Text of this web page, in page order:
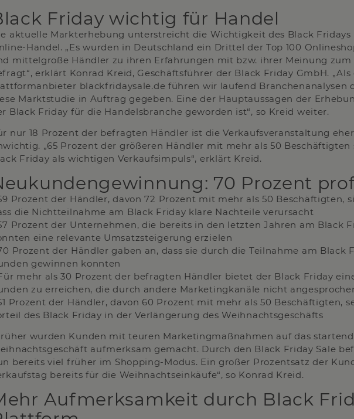
Friday wichtig für Handel
aktuelle Markterhebung unterstreicht die Wichtigkeit des Black Fridays
Handel. „Es wurden in Deutschland ein Drittel der Top 100
mittelgroße Händler zu ihren Erfahrungen mit bzw. ihrer Meinung zum
erklärt Konrad Kreid, Geschäftsführer der Black Friday GmbH. „Als
blackfridaysale.de führen wir laufend Branchenanalysen
Marktstudie in Auftrag gegeben. Eine der Hauptaussagen der
Black Friday für die Handelsbranche geworden ist“, so Kreid weiter.
nur 18 Prozent der befragten Händler ist die Verkaufsveranstaltung
„65 Prozent der größeren Händler mit mehr als 50 Beschäftigten
Friday als wichtigen Verkaufsimpuls“, erklärt Kreid.
70 Prozent
Prozent der Händler, davon 72 Prozent mit mehr als 50 Beschäftigten,
die Nichtteilnahme am Black Friday klare Nachteile verursacht
Prozent der Unternehmen, die bereits in den letzten Jahren am Black
eine relevante Umsatzsteigerung erzielen
Prozent der Händler gaben an, dass sie durch die Teilnahme am Black
gewinnen konnten
mehr als 30 Prozent der befragten Händler bietet der Black Friday
zu erreichen, die durch andere Marketingkanäle nicht
Prozent der Händler, davon 60 Prozent mit mehr als 50 Beschäftigten,
des Black Friday in der Verlängerung des Weihnachtsgeschäfts
wurden Kunden mit teuren Marketingmaßnahmen auf das
aufmerksam gemacht. Durch den Black Friday Sale
bereits viel früher im Shopping-Modus. Ein großer Prozentsatz der
bereits für die Weihnachtseinkäufe“, so Konrad Kreid.
Aufmerksamkeit durch Black